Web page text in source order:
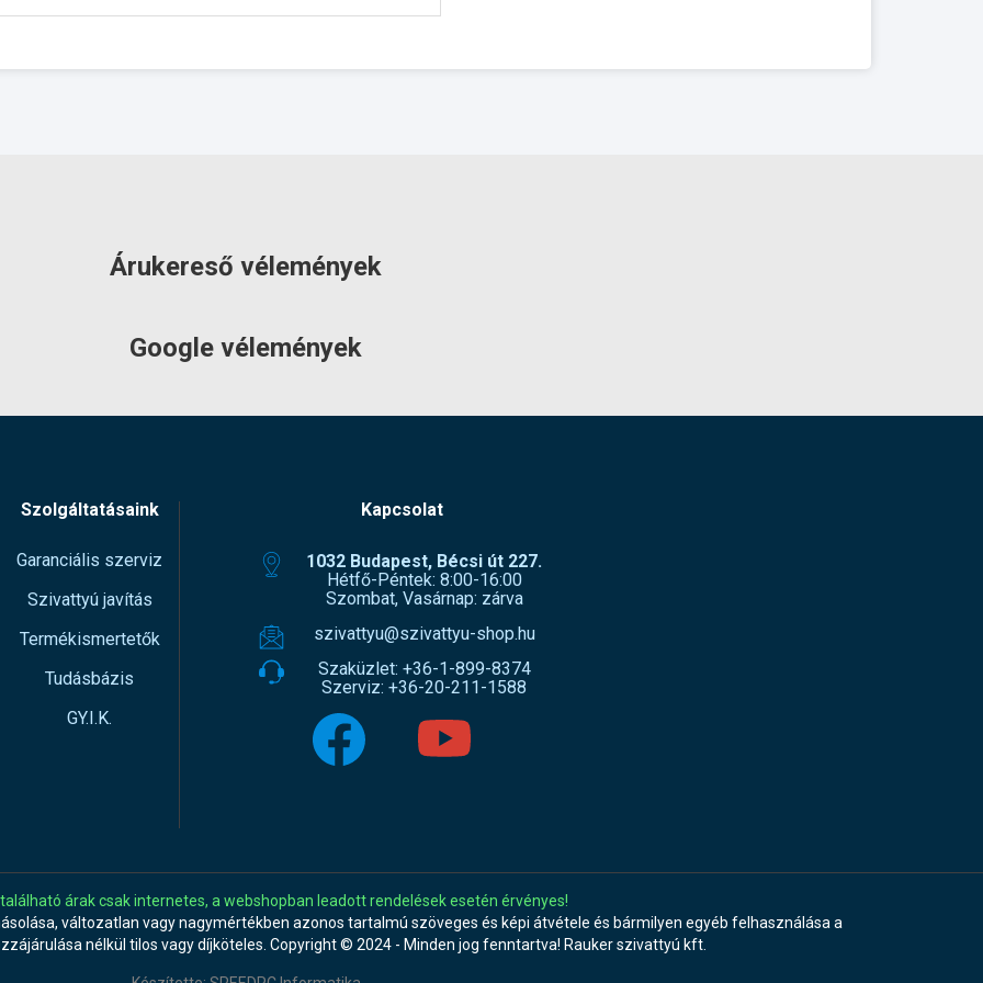
ÉRDEKLŐDJÖN!
Árukereső vélemények
Google vélemények
Szolgáltatásaink
Garanciális szerviz
Szivattyú javítás
Termékismertetők
Tudásbázis
GY.I.K.
Kapcsolat
1032 Budapest, Bécsi út 227.
Hétfő-Péntek: 8:00-16:00
Szombat, Vasárnap: zárva
szivattyu@szivattyu-shop.hu
Szaküzlet: +36-1-899-8374
Szerviz: +36-20-211-1588
árak csak internetes, a webshopban leadott rendelések esetén érvényes!
változatlan vagy nagymértékben azonos tartalmú szöveges és képi átvétele és bármilyen egyéb felhasználása a
nélkül tilos vagy díjköteles. Copyright © 2024 - Minden jog fenntartva! Rauker szivattyú kft.